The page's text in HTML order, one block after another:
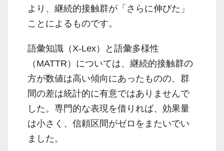
より、継続的接触群が「さらに伸びた」
ことによるものです。
語彙知識（X-Lex）と語彙多様性
（MATTR）については、継続的接触群の
方が数値は高い傾向にあったものの、群
間の差は統計的に有意ではありませんで
した。専門的な表現を借りれば、効果量
は小さく、信頼区間がゼロをまたいでい
ました。